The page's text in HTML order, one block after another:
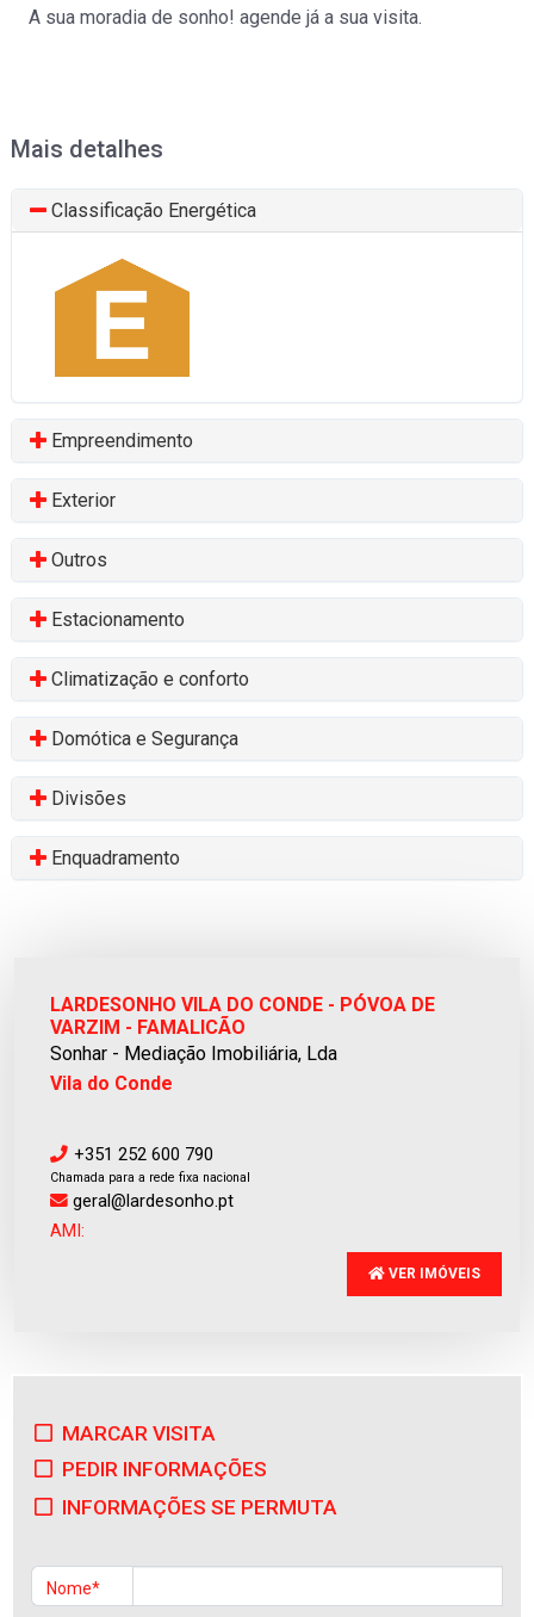
A sua moradia de sonho! agende já a sua visita.
Mais detalhes
Classificação Energética
Empreendimento
Exterior
Outros
Estacionamento
Climatização e conforto
Domótica e Segurança
Divisões
Enquadramento
LARDESONHO VILA DO CONDE - PÓVOA DE
VARZIM - FAMALICÃO
Sonhar - Mediação Imobiliária, Lda
Vila do Conde
+351 252 600 790
Chamada para a rede fixa nacional
geral@lardesonho.pt
AMI:
VER IMÓVEIS
MARCAR VISITA
PEDIR INFORMAÇÕES
INFORMAÇÕES SE PERMUTA
Nome*